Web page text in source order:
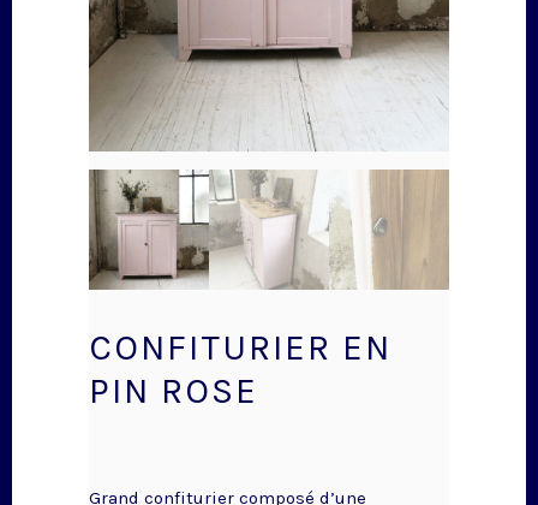
CONFITURIER EN
PIN ROSE
Grand confiturier composé d’une